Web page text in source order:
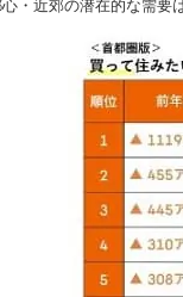
・近郊の潜在的な需要